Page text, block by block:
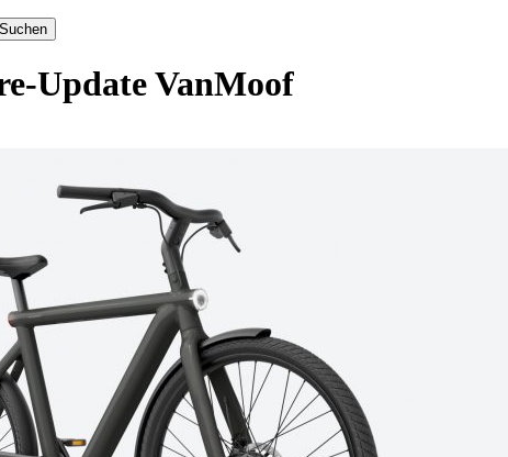
Update VanMoof